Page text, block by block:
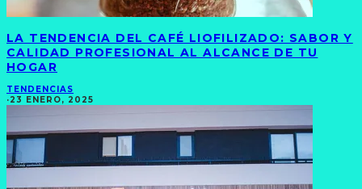
LA TENDENCIA DEL CAFÉ LIOFILIZADO: SABOR Y
CALIDAD PROFESIONAL AL ALCANCE DE TU
HOGAR
TENDENCIAS
·23 ENERO, 2025